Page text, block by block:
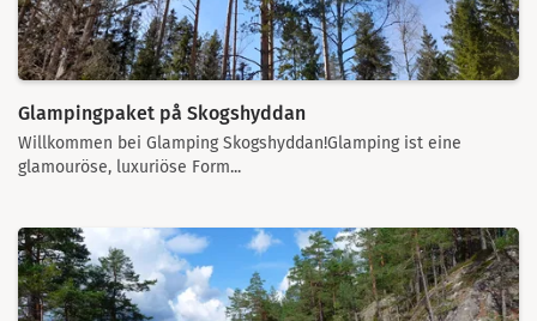
Glampingpaket på Skogshyddan
Willkommen bei Glamping Skogshyddan!Glamping ist eine
glamouröse, luxuriöse Form...